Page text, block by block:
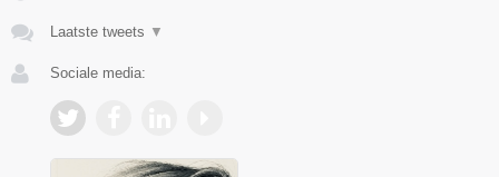
Laatste tweets ▼
Sociale media: